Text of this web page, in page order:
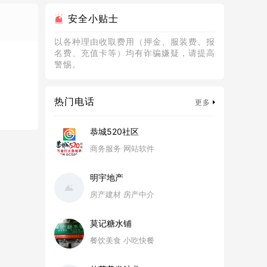
安全小贴士
以各种理由收取费用（押金、服装费、报
名费、充值卡等）均有诈骗嫌疑，请提高
警惕。
热门电话 更多
恭城520社区
商务服务 网站软件
明宇地产
房产建材 房产中介
莫记糖水铺
餐饮美食 小吃快餐